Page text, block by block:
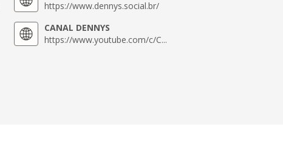
https://www.dennys.social.br/
CANAL DENNYS
https://www.youtube.com/c/C...